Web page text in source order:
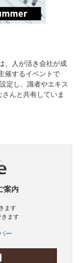
、人が活き会社が成
催するイベントで
定し、識者やエキス
んと共有していま
案内
ます
きます
ー